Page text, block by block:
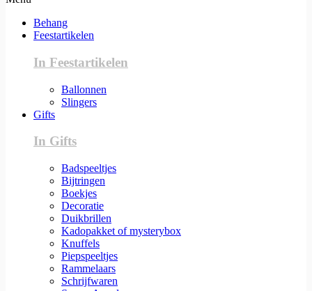
Behang
Feestartikelen
In Feestartikelen
Ballonnen
Slingers
Gifts
In Gifts
Badspeeltjes
Bijtringen
Boekjes
Decoratie
Duikbrillen
Kadopakket of mysterybox
Knuffels
Piepspeeltjes
Rammelaars
Schrijfwaren